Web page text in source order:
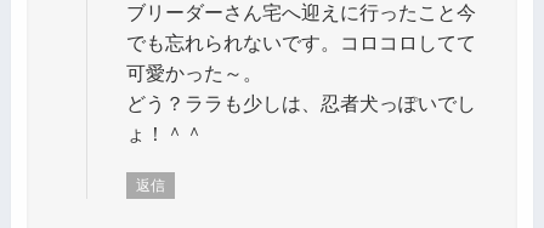
ブリーダーさん宅へ迎えに行ったこと今
でも忘れられないです。コロコロしてて
可愛かった～。
どう？ララも少しは、忍者犬っぽいでし
ょ！＾＾
返信